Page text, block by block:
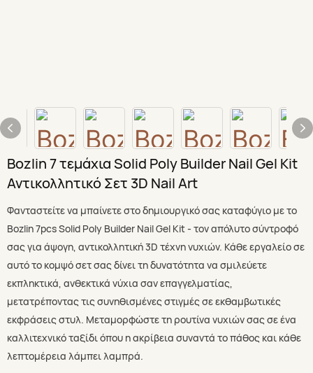
Bozlin 7 τεμάχια Solid Poly Builder Nail Gel Kit
Αντικολλητικό Σετ 3D Nail Art
Φανταστείτε να μπαίνετε στο δημιουργικό σας καταφύγιο με το
Bozlin 7pcs Solid Poly Builder Nail Gel Kit - τον απόλυτο σύντροφό
σας για άψογη, αντικολλητική 3D τέχνη νυχιών. Κάθε εργαλείο σε
αυτό το κομψό σετ σας δίνει τη δυνατότητα να σμιλεύετε
εκπληκτικά, ανθεκτικά νύχια σαν επαγγελματίας,
μετατρέποντας τις συνηθισμένες στιγμές σε εκθαμβωτικές
εκφράσεις στυλ. Μεταμορφώστε τη ρουτίνα νυχιών σας σε ένα
καλλιτεχνικό ταξίδι όπου η ακρίβεια συναντά το πάθος και κάθε
λεπτομέρεια λάμπει λαμπρά.